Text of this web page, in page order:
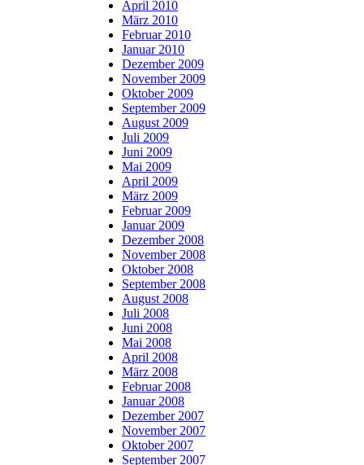
April 2010
März 2010
Februar 2010
Januar 2010
Dezember 2009
November 2009
Oktober 2009
September 2009
August 2009
Juli 2009
Juni 2009
Mai 2009
April 2009
März 2009
Februar 2009
Januar 2009
Dezember 2008
November 2008
Oktober 2008
September 2008
August 2008
Juli 2008
Juni 2008
Mai 2008
April 2008
März 2008
Februar 2008
Januar 2008
Dezember 2007
November 2007
Oktober 2007
September 2007